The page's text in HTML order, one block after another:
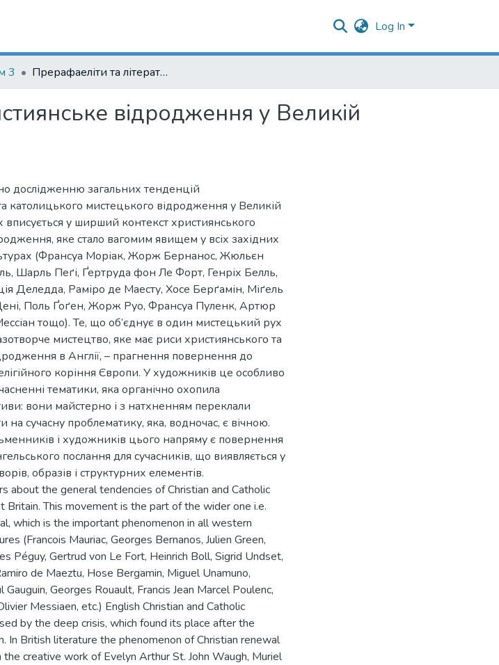
Log In
3 Прерафаеліти та літературне християнське відродження у Великій Британії
відродження у Великій
дослідженню загальних тенденцій
католицького мистецького відродження у Великій
вписується у ширший контекст християнського
яке стало вагомим явищем у всіх західних
(Франсуа Моріак, Жорж Бернанос, Жюльєн
Шарль Пеґі, Ґертруда фон Ле Форт, Генріх Белль,
Деледда, Раміро де Маесту, Хосе Берґамін, Міґель
Поль Ґоґен, Жорж Руо, Франсуа Пуленк, Артюр
тощо). Те, що об’єднує в один мистецький рух
мистецтво, яке має риси християнського та
в Англії, – прагнення повернення до
коріння Європи. У художників це особливо
тематики, яка органічно охопила
вони майстерно і з натхненням переклали
на сучасну проблематику, яка, водночас, є вічною.
і художників цього напряму є повернення
послання для сучасників, що виявляється у
образів і структурних елементів.
about the general tendencies of Christian and Catholic
Britain. This movement is the part of the wider one i.e.
which is the important phenomenon in all western
(Francois Mauriac, Georges Bernanos, Julien Green,
Péguy, Gertrud von Le Fort, Heinrich Boll, Sigrid Undset,
de Maeztu, Hose Bergamin, Miguel Unamuno,
Gauguin, Georges Rouault, Francis Jean Marcel Poulenc,
Messiaen, etc.) English Christian and Catholic
by the deep crisis, which found its place after the
In British literature the phenomenon of Christian renewal
creative work of Evelyn Arthur St. John Waugh, Muriel